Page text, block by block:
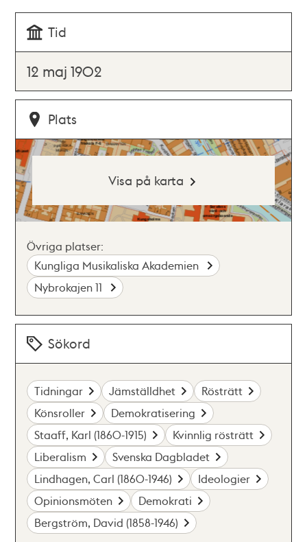
Tid
12 maj 1902
Plats
Visa på karta
Övriga platser:
Kungliga Musikaliska Akademien
Nybrokajen 11
Sökord
Tidningar Jämställdhet
Rösträtt
Könsroller
Demokratisering
Staaff, Karl (1860-1915)
Kvinnlig rösträtt
Liberalism
Svenska Dagbladet
Lindhagen, Carl (1860-1946)
Ideologier
Opinionsmöten
Demokrati
Bergström, David (1858-1946)